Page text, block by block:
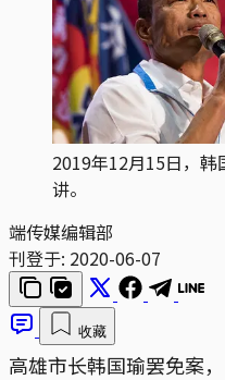
2019年12月15日，
讲。
端传媒编辑部
刊登于: 2020-06-07
收藏
高雄市长韩国瑜罢免案